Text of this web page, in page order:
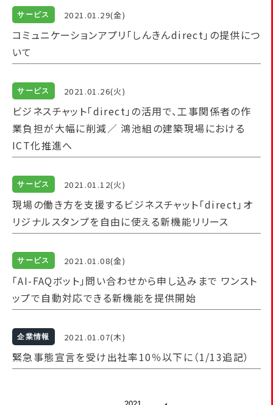
2021.01.29(金)
サービス
コミュニケーションアプリ「しんきんdirect」の提供につ
いて
2021.01.26(火)
サービス
ビジネスチャット「direct」の活用で、工事関係者の作
業負担が大幅に削減／ 鴻池組の建築現場における
ICT化推進へ
2021.01.12(火)
サービス
現場の働き方を支援するビジネスチャット「direct」オ
リジナルスタンプを自由に使える新機能リリース
2021.01.08(金)
サービス
「AI-FAQボット」問い合わせから申し込みまで ワンスト
ップで自動対応できる新機能を提供開始
2021.01.07(木)
企業情報
緊急事態宣言を受け出社率10％以下に（1/13追記）